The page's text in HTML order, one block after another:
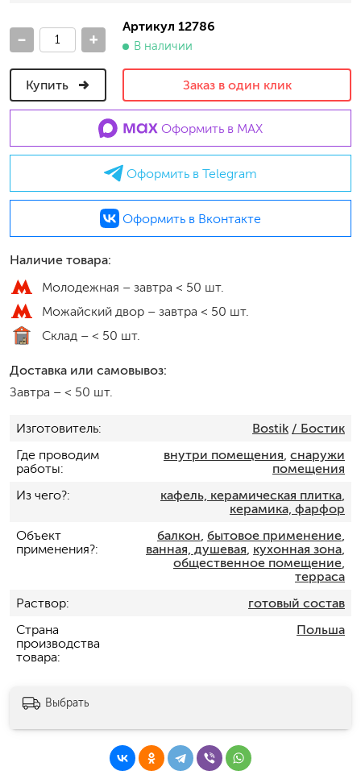
- +
Артикул 12786
В наличии
Купить Заказ в один клик
Оформить в MAX
Оформить в Telegram
Оформить в Вконтакте
Наличие товара:
Молодежная – завтра < 50 шт.
Можайский двор – завтра < 50 шт.
Склад – < 50 шт.
Доставка или самовывоз:
Завтра – < 50 шт.
Изготовитель Bostik / Бостик
Где проводим
работы
внутри помещения снаружи
помещения
Из чего?
кафель, керамическая плитка,
керамика, фарфор
Объект
применения?
балкон бытовое применение,
ванная, душевая кухонная зона,
общественное помещение,
терраса
Раствор
готовый состав
Страна
производства
товара
Польша
Выбрать